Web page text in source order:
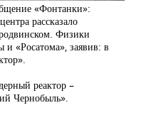
«Фонтанки»:
рассказало
Физики
«Росатома», заявив: в
реактор –
Чернобыль».